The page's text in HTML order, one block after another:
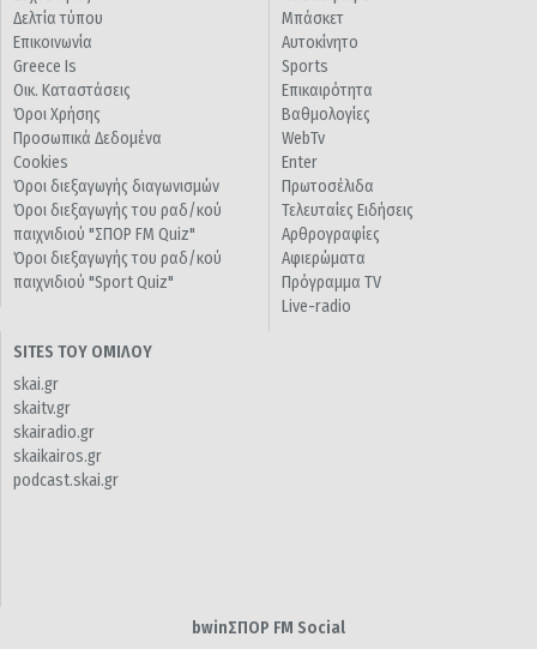
Δελτία τύπου
Επικοινωνία
Greece Is
Οικ. Καταστάσεις
Όροι Χρήσης
Προσωπικά Δεδομένα
Cookies
Όροι διεξαγωγής διαγωνισμών
Όροι διεξαγωγής του ραδ/κού
παιχνιδιού "ΣΠΟΡ FM Quiz"
Όροι διεξαγωγής του ραδ/κού
παιχνιδιού "Sport Quiz"
Μπάσκετ
Αυτοκίνητο
Sports
Επικαιρότητα
Βαθμολογίες
WebTv
Enter
Πρωτοσέλιδα
Τελευταίες Ειδήσεις
Αρθρογραφίες
Αφιερώματα
Πρόγραμμα TV
Live-radio
SITES ΤΟΥ ΟΜΙΛΟΥ
skai.gr
skaitv.gr
skairadio.gr
skaikairos.gr
podcast.skai.gr
bwinΣΠΟΡ FM Social